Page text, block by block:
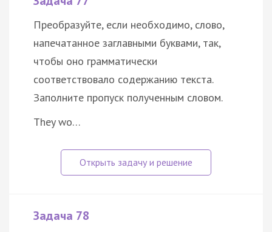
Преобразуйте, если необходимо, слово,
напечатанное заглавными буквами, так,
чтобы оно грамматически
соответствовало содержанию текста.
Заполните пропуск полученным словом.
They wo…
Задача 78